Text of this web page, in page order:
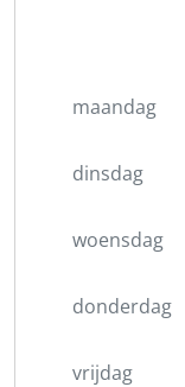
maandag
dinsdag
woensdag
donderdag
vrijdag